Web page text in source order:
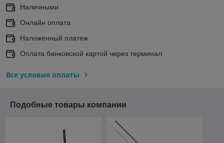
Наличными
Онлайн оплата
Наложенный платеж
Оплата банковской картой через терминал
Все условия оплаты
Подобные товары компании